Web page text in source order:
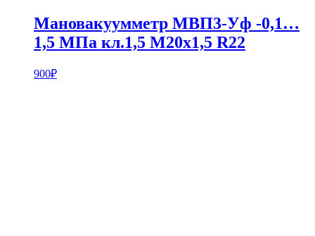
Мановакуумметр МВП3-Уф -0,1…
1,5 МПа кл.1,5 М20х1,5 R22
900₽